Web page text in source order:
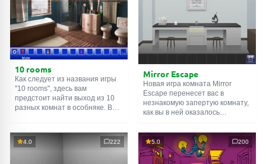
10 rooms
Как следует из названия игры
"10 rooms", здесь вам
предстоит найти выход из 10
разных комнат в особняке. В
их, чтобы выйти. Выход из
одной комнаты является
Mirror Escape
Новая игра комната Mirror
Escape перенесет вас в
незнакомую запертую комнату,
как вы в ней оказалось
смекалки попробуйте решить
все, приготовленные авторами
для вас, головоломки и найти
выход на свободу.
4.0 222 5.0 200